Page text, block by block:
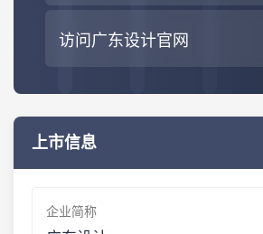
访问广东设计官网
上市信息
企业简称